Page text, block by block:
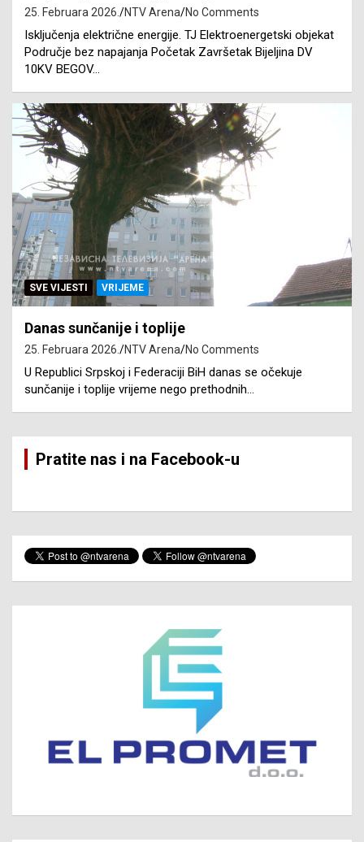
25. Februara 2026. NTV Arena No Comments
Isključenja električne energije. TJ Elektroenergetski objekat
Područje bez napajanja Početak Završetak Bijeljina DV
10KV BEGOV…
SVE VIJESTI VRIJEME
Danas sunčanije i toplije
25. Februara 2026. NTV Arena No Comments
U Republici Srpskoj i Federaciji BiH danas se očekuje
sunčanije i toplije vrijeme nego prethodnih…
Pratite nas i na Facebook-u